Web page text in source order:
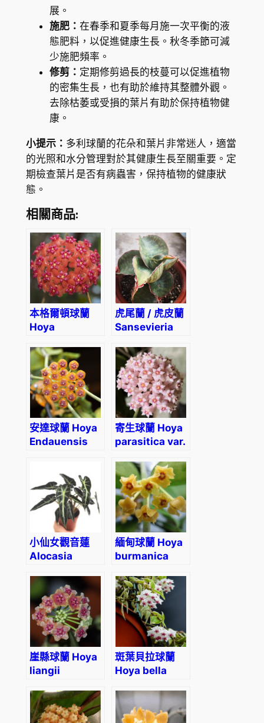
展。
施肥： 在春季和夏季每月施一次平衡的液
態肥料，以促進健康生長。秋冬季節可減
少施肥頻率。
修剪： 定期修剪過長的枝蔓可以促進植物
的密集生長，也有助於維持其整體外觀。
去除枯萎或受損的葉片有助於保持植物健
康。
小提示： 多利球蘭的花朵和葉片非常迷人，適當
的光照和水分管理對於其健康生長至關重要。定
期檢查葉片是否有病蟲害，保持植物的健康狀
態。
相關商品:
本格爾頓球蘭
Hoya
虎尾蘭 / 虎皮蘭
Sansevieria
Dwarf Plant
安達球蘭 Hoya
Endauensis
寄生球蘭 Hoya
parasitica var.
小仙女觀音蓮
Alocasia
Arrow
緬甸球蘭 Hoya
burmanica
崖縣球蘭 Hoya
liangii
斑葉貝拉球蘭
Hoya bella